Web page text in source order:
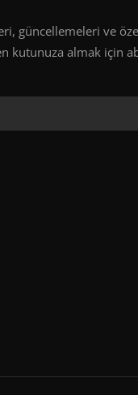
güncellemeleri ve
kutunuza almak için